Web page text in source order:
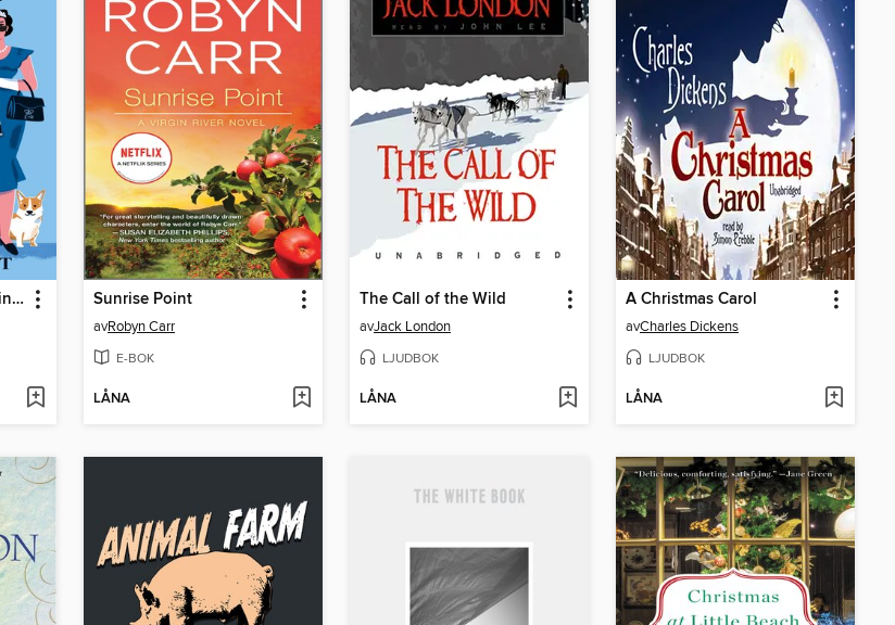
The Queen Who Came in from the Cold Sunrise Point
avRobyn Carr
E-BOK
LÅNA
The Call of the Wild
avJack London
LJUDBOK
LÅNA
A Christmas Carol
avCharles Dickens
LJUDBOK
LÅNA